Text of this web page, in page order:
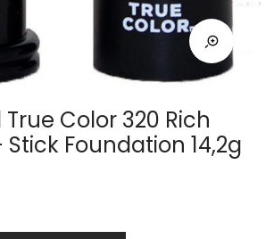
Color 320 Rich
Foundation 14,2g